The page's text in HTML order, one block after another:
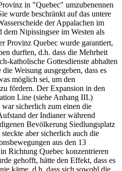
in "Quebec" umzubenennen
wurde beschränkt auf das untere
der Appalachen im
Nipissingsee im Westen als
Provinz Quebec wurde garantiert,
durften, d.h. dass die Mehrheit
katholische Gottesdienste abhalten
Weisung ausgegeben, dass es
möglich sei, um den
fördern. Der Expansion in den
Line (siehe Anhang III.)
sicherlich zum einen die
der Indianer während
Bevölkerung Siedlungsplatz
aber sicherlich auch die
aus den 13
Richtung Quebec konzentrieren
gehofft, hätte den Effekt, dass es
käme, d.h. dass sich sowohl die